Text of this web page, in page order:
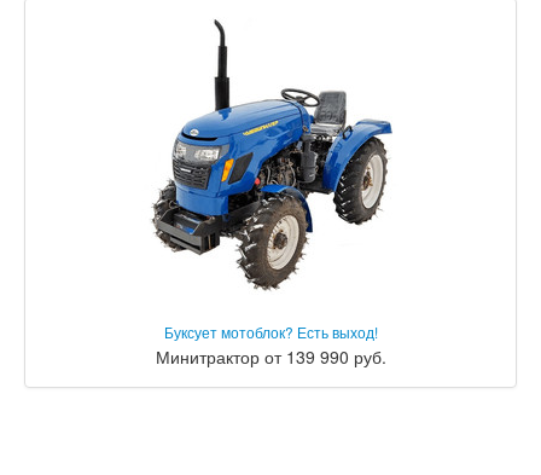
Буксует мотоблок? Есть выход!
Минитрактор от 139 990 руб.